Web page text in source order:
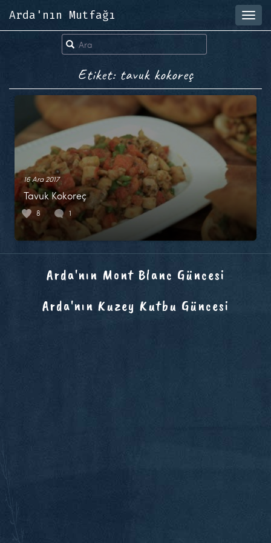
Arda'nın Mutfağı
Etiket: tavuk kokoreç
16 Ara 2017
Tavuk Kokoreç
8 1
Arda'nın Mont Blanc Güncesi
Arda'nın Kuzey Kutbu Güncesi